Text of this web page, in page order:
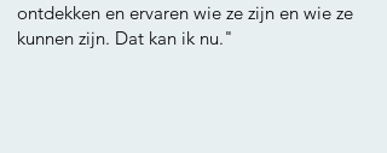
ontdekken en ervaren wie ze zijn en wie ze
kunnen zijn. Dat kan ik nu."